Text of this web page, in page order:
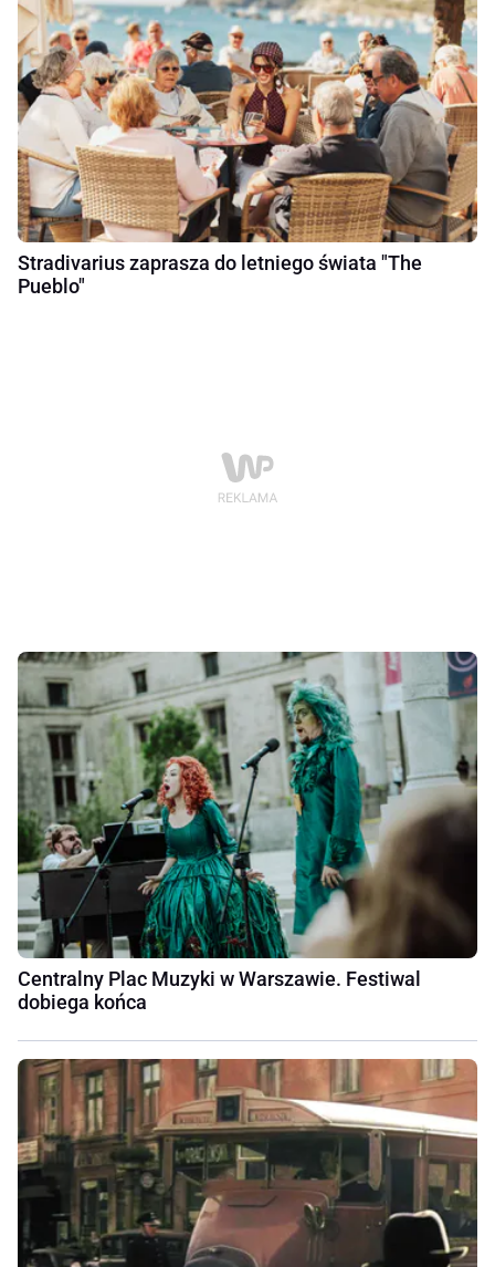
Stradivarius zaprasza do letniego świata "The
Pueblo"
Centralny Plac Muzyki w Warszawie. Festiwal
dobiega końca